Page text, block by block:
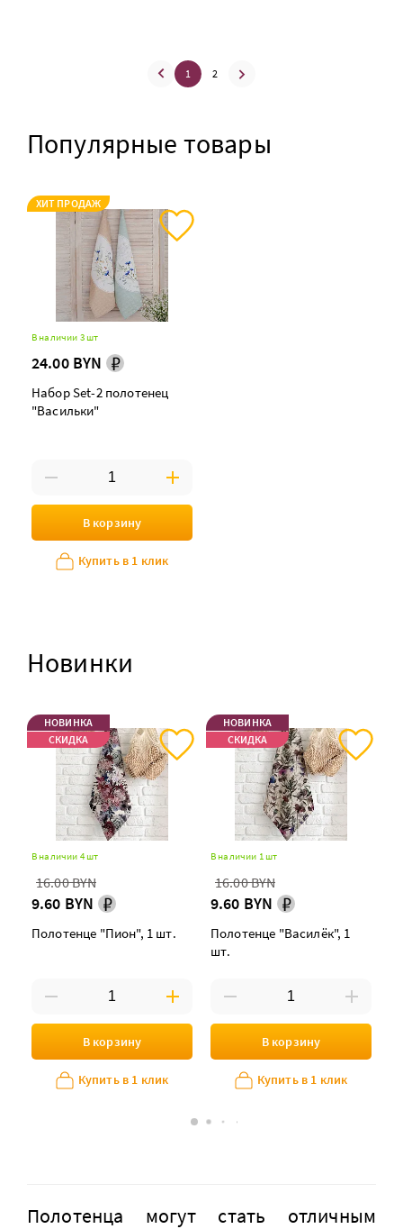
1 2
Популярные товары
ХИТ ПРОДАЖ
В наличии 3 шт
24.00 BYN
Набор Set-2 полотенец
"Васильки"
В корзину
Купить в 1 клик
Новинки
НОВИНКА
СКИДКА
В наличии 4 шт
16.00 BYN
9.60 BYN
Полотенце "Пион", 1 шт.
В корзину
Купить в 1 клик
НОВИНКА
СКИДКА
В наличии 1 шт
16.00 BYN
9.60 BYN
Полотенце "Василёк", 1
шт.
В корзину
Купить в 1 клик
Полотенца могут стать отличным